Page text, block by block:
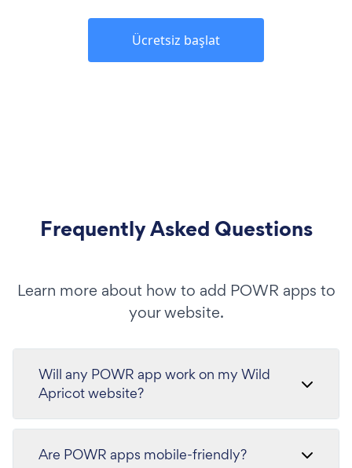
Ücretsiz başlat
Frequently Asked Questions
Learn more about how to add POWR apps to
your website.
Will any POWR app work on my Wild
Apricot website?
Are POWR apps mobile-friendly?